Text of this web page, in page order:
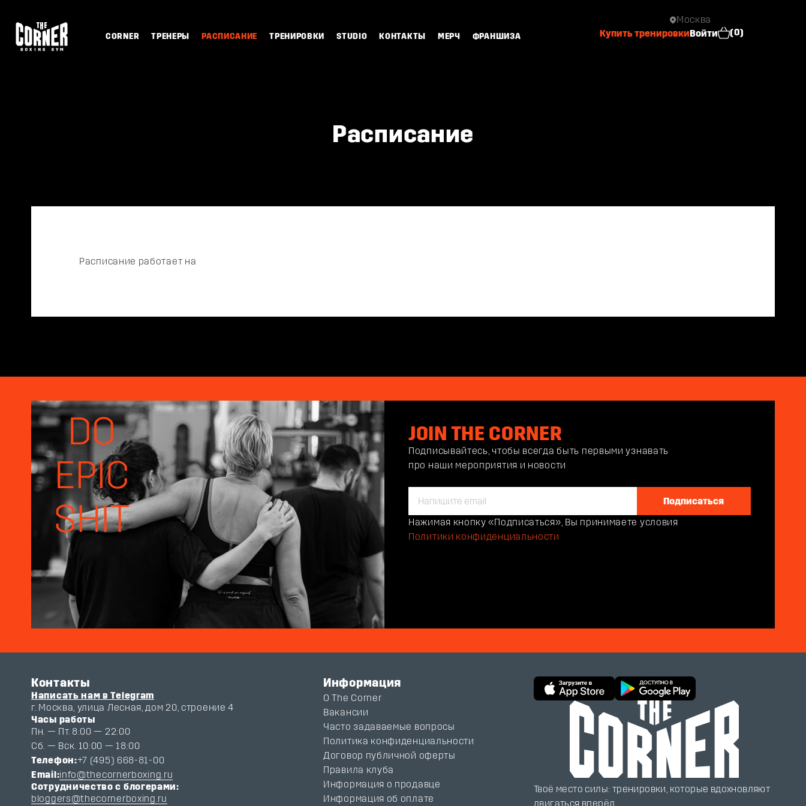
CORNER ТРЕНЕРЫ РАСПИСАНИЕ ТРЕНИРОВКИ STUDIO КОНТАКТЫ МЕРЧ ФРАНШИЗА
Москва
Купить тренировкиВойти 0
Расписание
Расписание работает на
JOIN THE CORNER
Подписывайтесь, чтобы всегда быть первыми узнавать
про наши мероприятия и новости
Подписаться
Нажимая кнопку «Подписаться», Вы принимаете условия
Политики конфиденциальности
Контакты
Написать нам в Telegram
г. Москва, улица Лесная, дом 20, строение 4
Часы работы
Пн. — Пт. 8:00 — 22:00
Сб. — Вск. 10:00 — 18:00
Телефон:+7 (495) 668-81-00
Email:info@thecornerboxing.ru
Сотрудничество с блогерами:
bloggers@thecornerboxing.ru
Информация
О The Corner
Вакансии
Часто задаваемые вопросы
Политика конфиденциальности
Договор публичной оферты
Правила клуба
Информация о продавце
Информация об оплате
Твоё место силы: тренировки, которые вдохновляют
двигаться вперёд.